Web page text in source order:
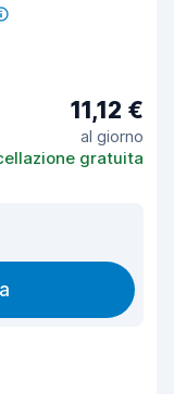
11,12 €
al giorno
gratuita